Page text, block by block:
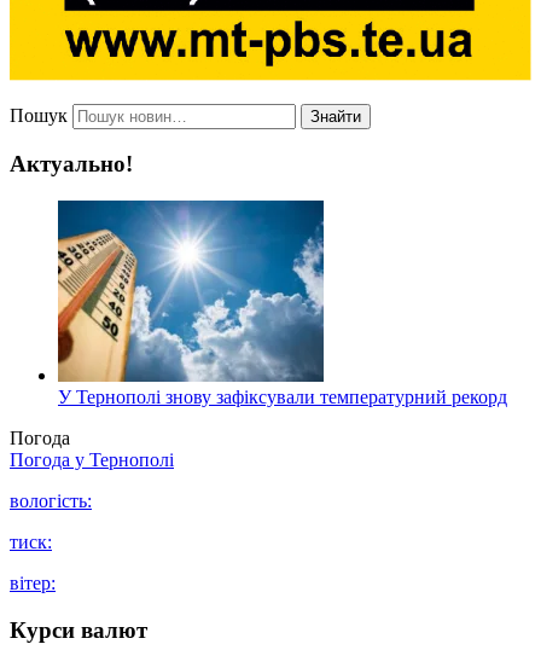
Пошук Знайти
Актуально!
У Тернополі знову зафіксували температурний рекорд
Погода
Погода у Тернополі
вологість:
тиск:
вітер:
Курси валют